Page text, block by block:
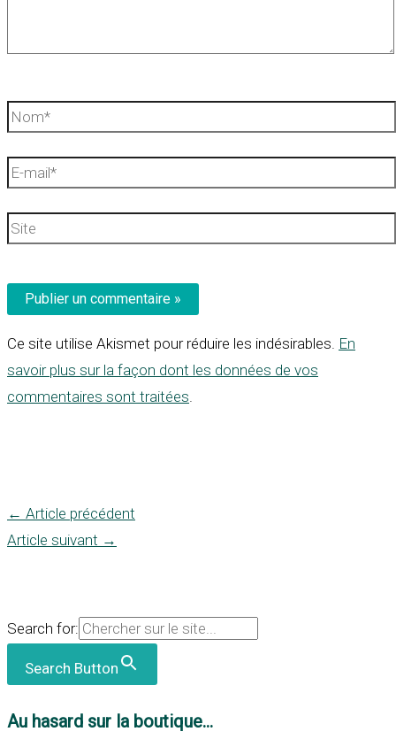
Nom*
E-
Site
Ce site utilise Akismet pour réduire les indésirables. En
savoir plus sur la façon dont les données de vos
commentaires sont traitées
← Article précédent
Article suivant →
Search for:
Search Button
Au hasard sur la boutique...